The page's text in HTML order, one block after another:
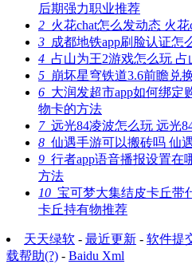
后期强力职业推荐
2 火花chat怎么发动态 火
3 成都地铁app刷脸认证怎
4 占山为王2游戏怎么玩
5 崩坏星穹铁道3.6前瞻兑
6 大润发超市app如何绑定
物卡的方法
7远光84凌波怎么玩 远光
8 仙遇手游可以搬砖吗 仙
9 行者app语音播报设置在
方法
10 宝可梦大集结皮卡丘带
卡丘持有物推荐
天天绿软 - 最近更新 - 软件提
载帮助(?) - Baidu Xml